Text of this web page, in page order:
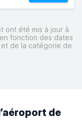
ont été mis à jour à
fonction des dates
de la catégorie de
de